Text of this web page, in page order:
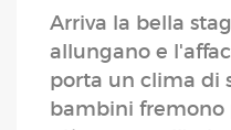
Arriva la bella
allungano e
porta un clima di
bambini fremono